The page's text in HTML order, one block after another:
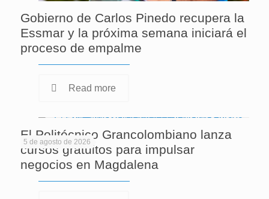
Gobierno de Carlos Pinedo recupera la
Essmar y la próxima semana iniciará el
proceso de empalme
Read more
5 de agosto de 2026
El Politécnico Grancolombiano lanza
cursos gratuitos para impulsar
negocios en Magdalena